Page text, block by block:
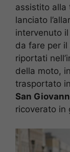
assistito alla
lanciato
intervenuto il
da fare per
riportati
della moto,
trasportato
San
ricoverato in